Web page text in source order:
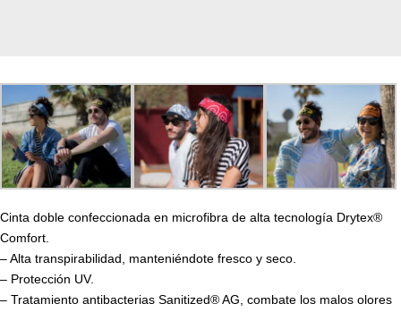
Cinta doble confeccionada en microfibra de alta tecnología Drytex®
Comfort.
– Alta transpirabilidad, manteniéndote fresco y seco.
– Protección UV.
– Tratamiento antibacterias Sanitized® AG, combate los malos olores